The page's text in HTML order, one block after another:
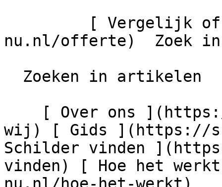
nu.nl/offerte)  Zoek
wij) [ Gids ](https://
Schilder vinden
vinden) [ Hoe het